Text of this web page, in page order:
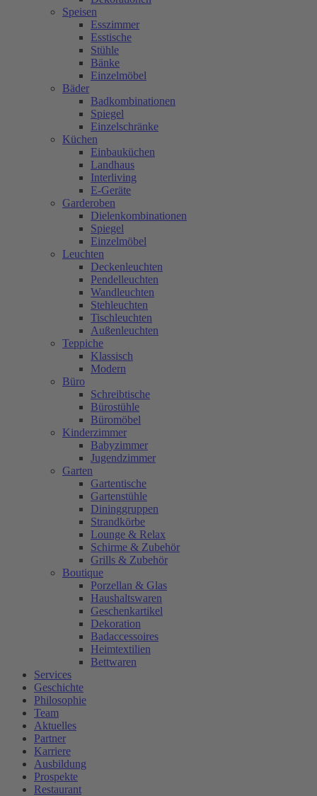
Speisen
Esszimmer
Esstische
Stühle
Bänke
Einzelmöbel
Bäder
Badkombinationen
Spiegel
Einzelschränke
Küchen
Einbauküchen
Landhaus
Interliving
E-Geräte
Garderoben
Dielenkombinationen
Spiegel
Einzelmöbel
Leuchten
Deckenleuchten
Pendelleuchten
Wandleuchten
Stehleuchten
Tischleuchten
Außenleuchten
Teppiche
Klassisch
Modern
Büro
Schreibtische
Bürostühle
Büromöbel
Kinderzimmer
Babyzimmer
Jugendzimmer
Garten
Gartentische
Gartenstühle
Dininggruppen
Strandkörbe
Lounge & Relax
Schirme & Zubehör
Grills & Zubehör
Boutique
Porzellan & Glas
Haushaltswaren
Geschenkartikel
Dekoration
Badaccessoires
Heimtextilien
Bettwaren
Services
Geschichte
Philosophie
Team
Aktuelles
Partner
Karriere
Ausbildung
Prospekte
Restaurant